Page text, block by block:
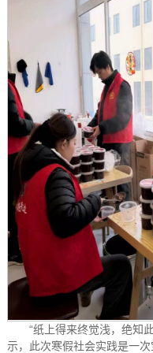
“纸上得来终觉浅，绝知
示，此次寒假社会实践是一